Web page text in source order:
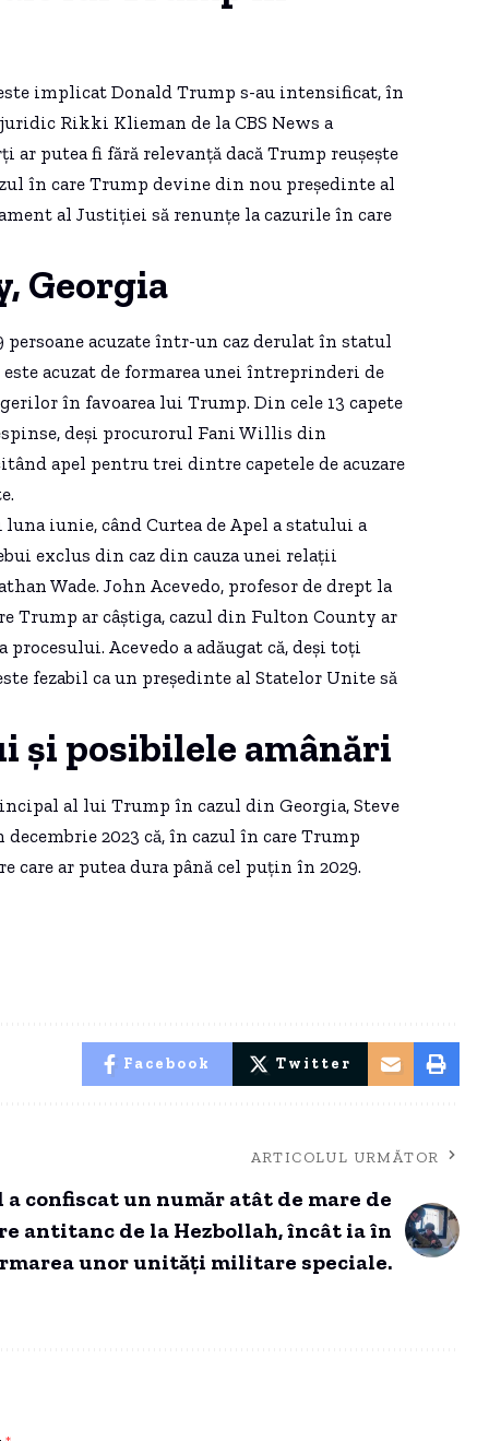
implicat Donald Trump s-au intensificat, în
Rikki Klieman de la CBS News a
putea fi fără relevanță dacă Trump reușește
în care Trump devine din nou președinte al
al Justiției să renunțe la cazurile în care
Georgia
acuzate într-un caz derulat în statul
acuzat de formarea unei întreprinderi de
în favoarea lui Trump. Din cele 13 capete
deși procurorul Fani Willis din
apel pentru trei dintre capetele de acuzare
iunie, când Curtea de Apel a statului a
exclus din caz din cauza unei relații
Wade. John Acevedo, profesor de drept la
Trump ar câștiga, cazul din Fulton County ar
procesului. Acevedo a adăugat că, deși toți
fezabil ca un președinte al Statelor Unite să
și posibilele amânări
al lui Trump în cazul din Georgia, Steve
2023 că, în cazul în care Trump
care ar putea dura până cel puțin în 2029.
Facebook Twitter
ARTICOLUL URMĂTOR
confiscat un număr atât de mare de
antitanc de la Hezbollah, încât ia în
unor unități militare speciale.